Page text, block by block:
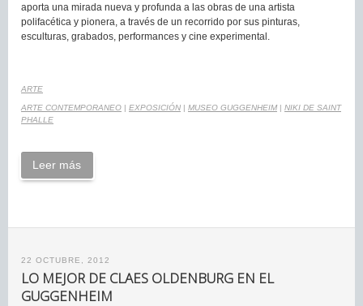
aporta una mirada nueva y profunda a las obras de una artista
polifacética y pionera, a través de un recorrido por sus pinturas,
esculturas, grabados, performances y cine experimental.
ARTE
ARTE CONTEMPORANEO | EXPOSICIÓN | MUSEO GUGGENHEIM | NIKI DE SAINT
PHALLE
Leer más
22 OCTUBRE, 2012
LO MEJOR DE CLAES OLDENBURG EN EL
GUGGENHEIM